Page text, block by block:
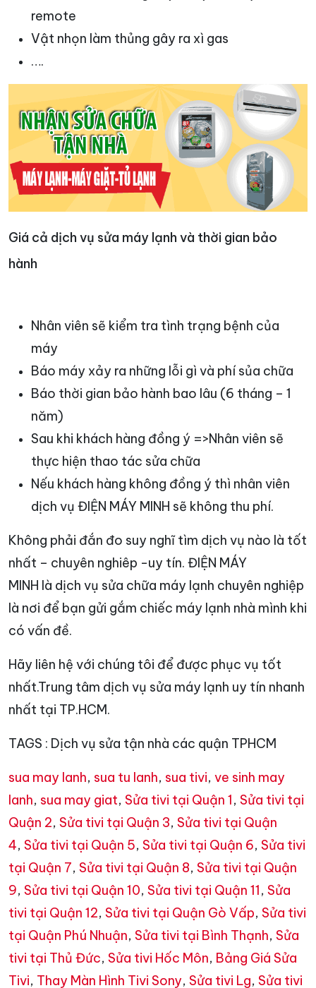
remote
Vật nhọn làm thủng gây ra xì gas
….
Giá cả dịch vụ sửa máy lạnh và thời gian bảo
hành
Nhân viên sẽ kiểm tra tình trạng bệnh của
máy
Báo máy xảy ra những lỗi gì và phí sủa chữa
Báo thời gian bảo hành bao lâu (6 tháng – 1
năm)
Sau khi khách hàng đồng ý =>Nhân viên sẽ
thực hiện thao tác sửa chữa
Nếu khách hàng không đồng ý thì nhân viên
dịch vụ ĐIỆN MÁY MINH sẽ không thu phí.
Không phải đắn đo suy nghĩ tìm dịch vụ nào là tốt
nhất – chuyên nghiêp -uy tín. ĐIỆN MÁY
MINH là dịch vụ sửa chữa máy lạnh chuyên nghiệp
là nơi để bạn gửi gắm chiếc máy lạnh nhà mình khi
có vấn đề.
Hãy liên hệ với chúng tôi để được phục vụ tốt
nhất.Trung tâm dịch vụ sửa máy lạnh uy tín nhanh
nhất tại TP.HCM.
TAGS : Dịch vụ sửa tận nhà các quận TPHCM
sua may lanh, sua tu lanh, sua tivi, ve sinh may
lanh, sua may giat, Sửa tivi tại Quận 1, Sửa tivi tại
Quận 2, Sửa tivi tại Quận 3, Sửa tivi tại Quận
4, Sửa tivi tại Quận 5, Sửa tivi tại Quận 6, Sửa tivi
tại Quận 7, Sửa tivi tại Quận 8, Sửa tivi tại Quận
9, Sửa tivi tại Quận 10, Sửa tivi tại Quận 11, Sửa
tivi tại Quận 12, Sửa tivi tại Quận Gò Vấp, Sửa tivi
tại Quận Phú Nhuận, Sửa tivi tại Bình Thạnh, Sửa
tivi tại Thủ Đức, Sửa tivi Hốc Môn, Bảng Giá Sửa
Tivi, Thay Màn Hình Tivi Sony, Sửa tivi Lg, Sửa tivi